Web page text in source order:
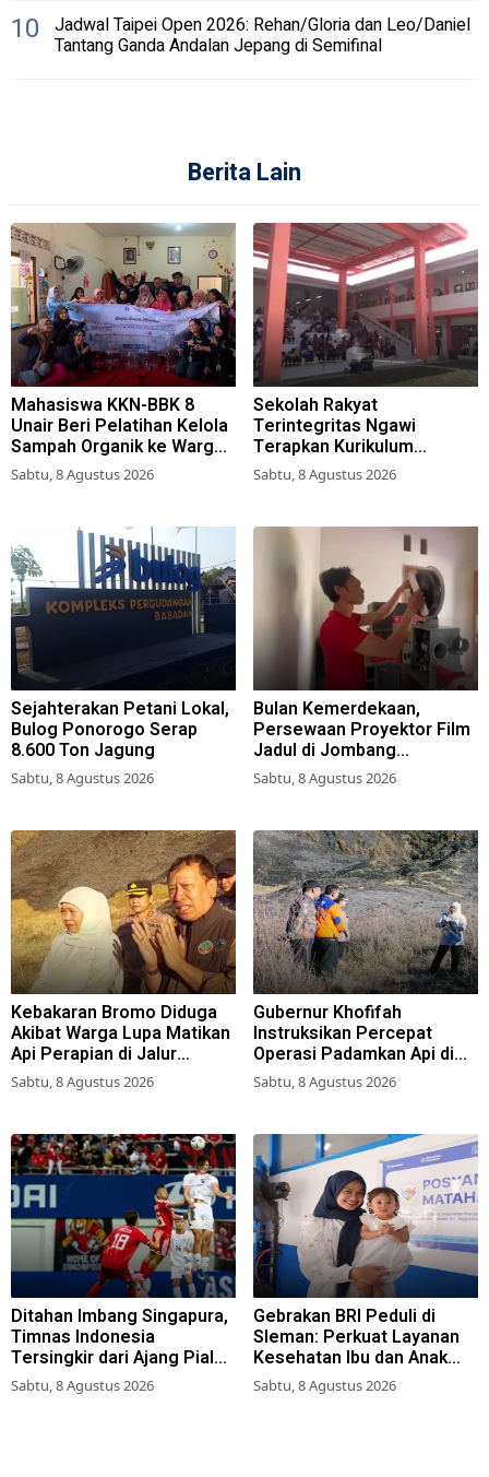
10 Jadwal Taipei Open 2026: Rehan/Gloria dan Leo/Daniel
Tantang Ganda Andalan Jepang di Semifinal
Berita Lain
Mahasiswa KKN-BBK 8
Unair Beri Pelatihan Kelola
Sampah Organik ke Warga
Simokerto Surabaya
Sabtu, 8 Agustus 2026
Sekolah Rakyat
Terintegritas Ngawi
Terapkan Kurikulum
Berbasis Asrama
Sabtu, 8 Agustus 2026
Sejahterakan Petani Lokal,
Bulog Ponorogo Serap
8.600 Ton Jagung
Sabtu, 8 Agustus 2026
Bulan Kemerdekaan,
Persewaan Proyektor Film
Jadul di Jombang
Meningkat
Sabtu, 8 Agustus 2026
Kebakaran Bromo Diduga
Akibat Warga Lupa Matikan
Api Perapian di Jalur
Tradisional
Sabtu, 8 Agustus 2026
Gubernur Khofifah
Instruksikan Percepat
Operasi Padamkan Api di
Wisata Bromo
Sabtu, 8 Agustus 2026
Ditahan Imbang Singapura,
Timnas Indonesia
Tersingkir dari Ajang Piala
AFF 2026
Sabtu, 8 Agustus 2026
Gebrakan BRI Peduli di
Sleman: Perkuat Layanan
Kesehatan Ibu dan Anak
Lewat Program Desa
Brilian 1000 HPK
Sabtu, 8 Agustus 2026